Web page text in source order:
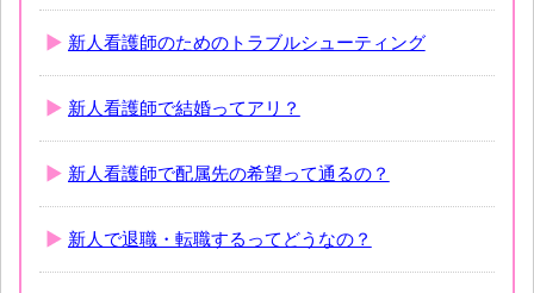
新人看護師のためのトラブルシューティング
新人看護師で結婚ってアリ？
新人看護師で配属先の希望って通るの？
新人で退職・転職するってどうなの？